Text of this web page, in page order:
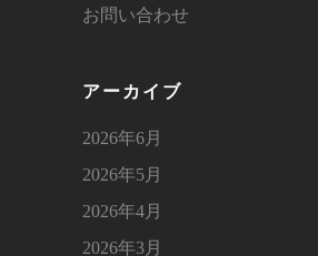
お問い合わせ
アーカイブ
2026年6月
2026年5月
2026年4月
2026年3月